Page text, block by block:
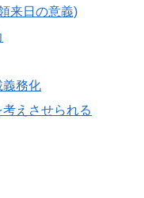
来日の意義)
義務化
えさせられる